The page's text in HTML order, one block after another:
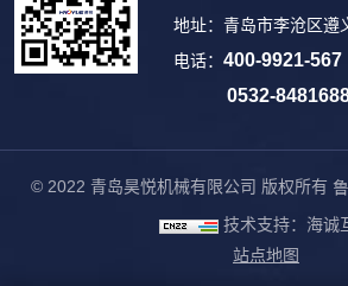
地址：青岛市李沧区遵
电话： 400-9921-567
0532-
© 2022 青岛昊悦机械有限公司 版权所有
技术支持：海诚
站点地图